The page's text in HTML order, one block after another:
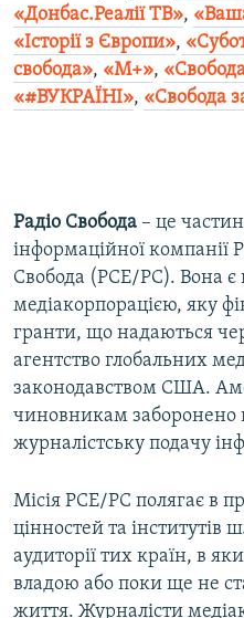
«Донбас.Реалії ТВ»,
«Історії з Європи»,
свобода», «М+»,
«#ВУКРАЇНІ», «Свобода
Радіо Свобода – це
інформаційної компанії
Свобода (РСЕ/РС). Вона
медіакорпорацією, яку
гранти, що надаються
агентство глобальних
законодавством США.
чиновникам заборонено
журналістську подачу
Місія РСЕ/РС полягає в
цінностей та
аудиторії тих країн, в
владою або поки ще не
життя. Журналісти